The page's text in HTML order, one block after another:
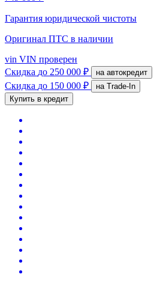
Гарантия юридической чистоты
Оригинал ПТС в наличии
vin VIN проверен
Скидка до 250 000 ₽ на автокредит
Скидка до 150 000 ₽
на Trade-In
Купить в кредит